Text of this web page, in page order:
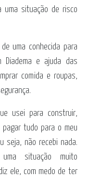
uma situação de risco
uma conhecida para
Diadema e ajuda das
comida e roupas,
usei para construir,
tudo para o meu
seja, não recebi nada.
situação muito
ele, com medo de ter